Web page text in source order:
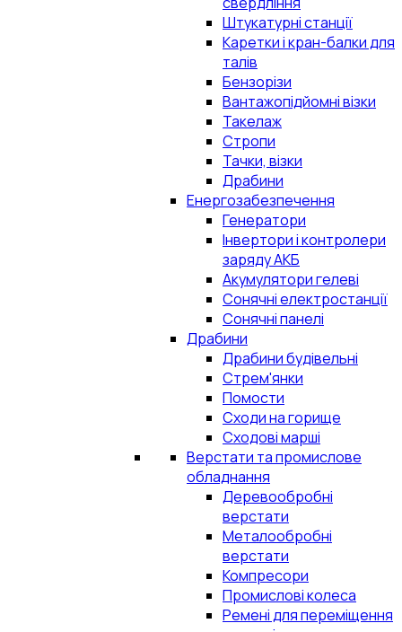
Штукатурні станції
Каретки і кран-балки для
талів
Бензорізи
Вантажопідйомні візки
Такелаж
Стропи
Тачки, візки
Драбини
Енергозабезпечення
Генератори
Інвертори і контролери
заряду АКБ
Акумулятори гелеві
Сонячні електростанції
Сонячні панелі
Драбини
Драбини будівельні
Стрем'янки
Помости
Сходи на горище
Сходові марші
Верстати та промислове
обладнання
Деревообробні
верстати
Металообробні
верстати
Компресори
Промислові колеса
Ремені для переміщення